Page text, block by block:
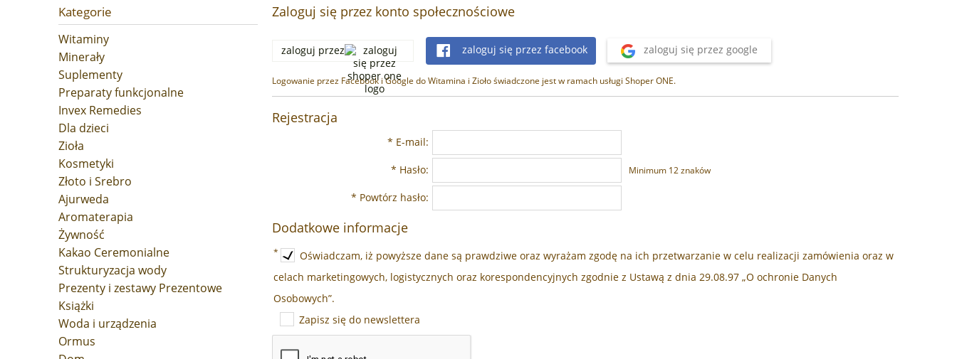
Kategorie
Witaminy
Minerały
Suplementy
Preparaty funkcjonalne
Invex Remedies
Dla dzieci
Zioła
Kosmetyki
Złoto i Srebro
Ajurweda
Aromaterapia
Żywność
Kakao Ceremonialne
Strukturyzacja wody
Prezenty i zestawy Prezentowe
Książki
Woda i urządzenia
Ormus
Zaloguj się przez konto społecznościowe
zaloguj przez zaloguj się przez facebook zaloguj się przez google
Logowanie przez Facebook i Google do Witamina i Zioło świadczone jest w ramach usługi Shoper ONE.
Rejestracja
* E-mail:
* Hasło: Minimum 12 znaków
* Powtórz hasło:
Dodatkowe informacje
*
Oświadczam, iż powyższe dane są prawdziwe oraz wyrażam zgodę na ich przetwarzanie w celu realizacji zamówienia oraz w
celach marketingowych, logistycznych oraz korespondencyjnych zgodnie z Ustawą z dnia 29.08.97 „O ochronie Danych
Osobowych”.
Zapisz się do newslettera